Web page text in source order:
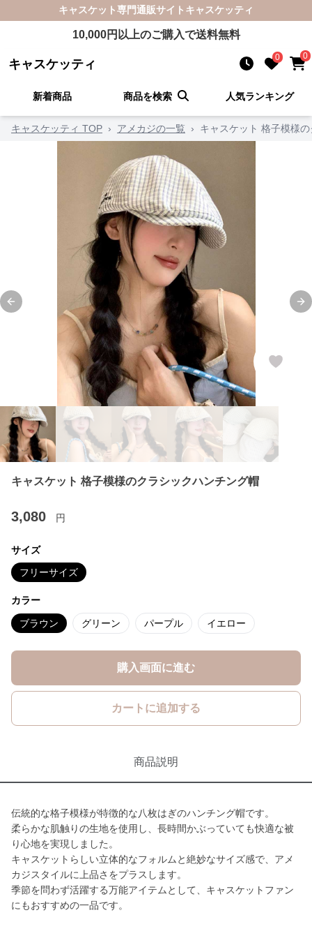
キャスケット専門通販サイト キャスケッティ
10,000円以上のご購入で送料無料
キャスケッティ 0 0
新着商品 商品を検索 人気ランキング
キャスケッティ TOP › アメカジの一覧 › キャスケット 格子模様
Previous slide
キャスケット 格子模様のクラシックハンチング帽
3,080 円
サイズ
フリーサイズ
カラー
ブラウン グリーン パープル イエロー
購入画面に進む
カートに追加する
商品説明
伝統的な格子模様が特徴的な八枚はぎのハンチング帽です。
柔らかな肌触りの生地を使用し、長時間かぶっていても快適な被
り心地を実現しました。
キャスケットらしい立体的なフォルムと絶妙なサイズ感で、アメ
カジスタイルに上品さをプラスします。
季節を問わず活躍する万能アイテムとして、キャスケットファン
にもおすすめの一品です。